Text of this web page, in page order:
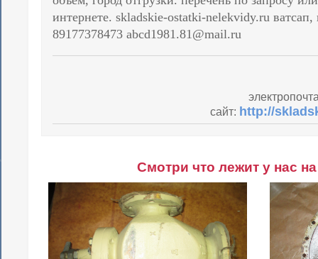
интернете. skladskie-ostatki-nelekvidy.ru ватсап,
89177378473 abcd1981.81@mail.ru
сайт: http://
Смотри что лежит у нас